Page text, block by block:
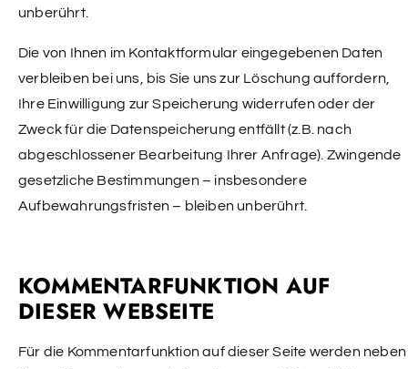
unberührt.
Die von Ihnen im Kontaktformular eingegebenen Daten
verbleiben bei uns, bis Sie uns zur Löschung auffordern,
Ihre Einwilligung zur Speicherung widerrufen oder der
Zweck für die Datenspeicherung entfällt (z.B. nach
abgeschlossener Bearbeitung Ihrer Anfrage). Zwingende
gesetzliche Bestimmungen – insbesondere
Aufbewahrungsfristen – bleiben unberührt.
KOMMENTARFUNKTION AUF
DIESER WEBSEITE
Für die Kommentarfunktion auf dieser Seite werden neben